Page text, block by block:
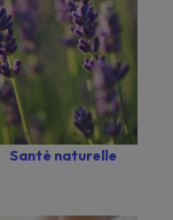
Santé naturelle